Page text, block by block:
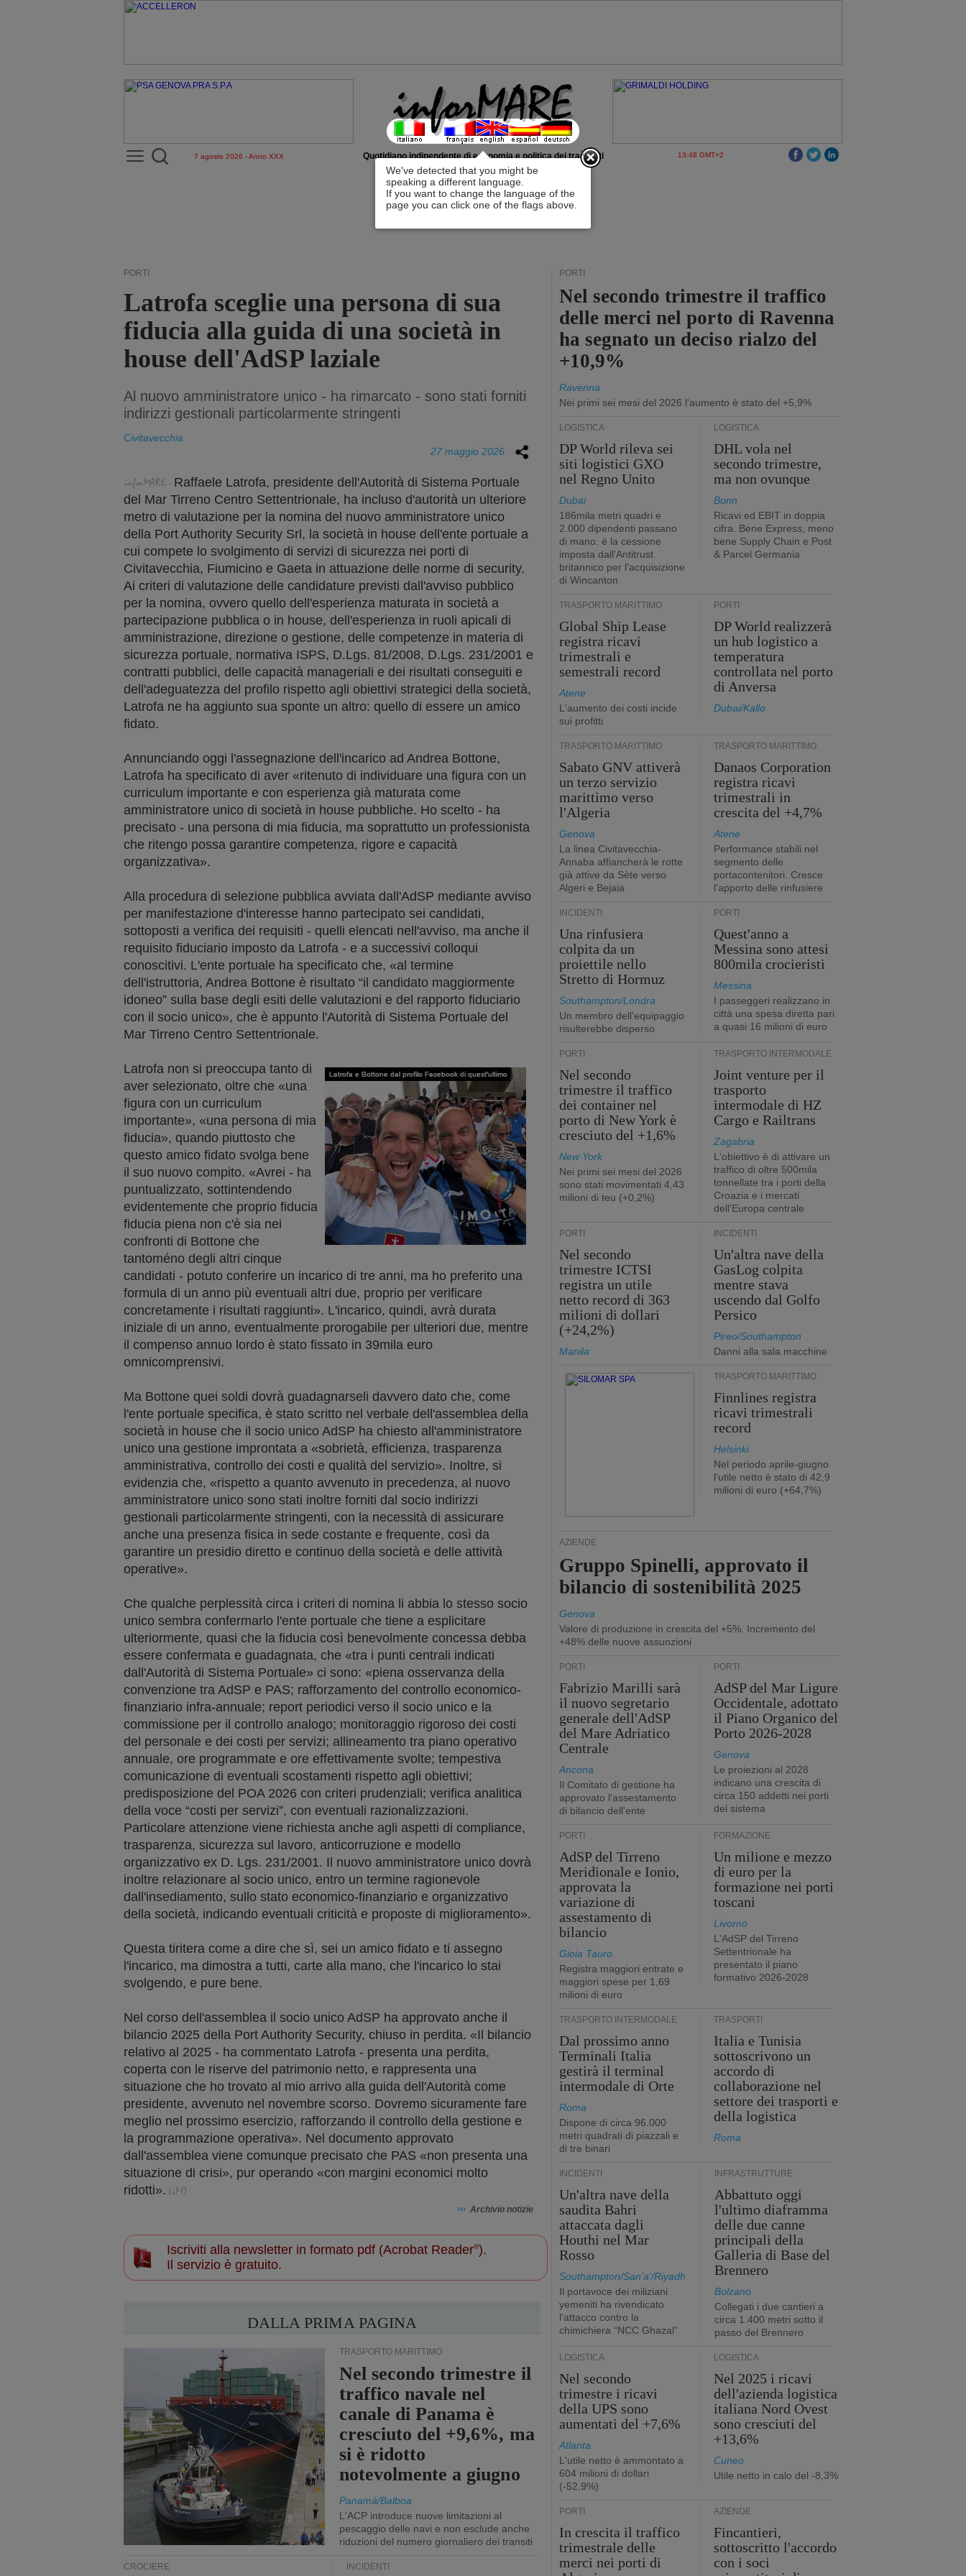
We've detected that you might be
speaking a different language.
If you want to change the language of the
page you can click one of the flags above.
x
7 agosto 2026 - Anno XXX Quotidiano indipendente di economia e politica dei trasporti 13:48 GMT+2
PORTI
Latrofa sceglie una persona di sua
fiducia alla guida di una società in
house dell'AdSP laziale
Al nuovo amministratore unico - ha rimarcato - sono stati forniti
indirizzi gestionali particolarmente stringenti
Civitavecchia
27 maggio 2026
Raffaele Latrofa, presidente dell'Autorità di Sistema Portuale
del Mar Tirreno Centro Settentrionale, ha incluso d'autorità un ulteriore
metro di valutazione per la nomina del nuovo amministratore unico
della Port Authority Security Srl, la società in house dell'ente portuale a
cui compete lo svolgimento di servizi di sicurezza nei porti di
Civitavecchia, Fiumicino e Gaeta in attuazione delle norme di security.
Ai criteri di valutazione delle candidature previsti dall'avviso pubblico
per la nomina, ovvero quello dell'esperienza maturata in società a
partecipazione pubblica o in house, dell'esperienza in ruoli apicali di
amministrazione, direzione o gestione, delle competenze in materia di
sicurezza portuale, normativa ISPS, D.Lgs. 81/2008, D.Lgs. 231/2001 e
contratti pubblici, delle capacità manageriali e dei risultati conseguiti e
dell'adeguatezza del profilo rispetto agli obiettivi strategici della società,
Latrofa ne ha aggiunto sua sponte un altro: quello di essere un amico
fidato.
Annunciando oggi l'assegnazione dell'incarico ad Andrea Bottone,
Latrofa ha specificato di aver «ritenuto di individuare una figura con un
curriculum importante e con esperienza già maturata come
amministratore unico di società in house pubbliche. Ho scelto - ha
precisato - una persona di mia fiducia, ma soprattutto un professionista
che ritengo possa garantire competenza, rigore e capacità
organizzativa».
Alla procedura di selezione pubblica avviata dall'AdSP mediante avviso
per manifestazione d'interesse hanno partecipato sei candidati,
sottoposti a verifica dei requisiti - quelli elencati nell'avviso, ma anche il
requisito fiduciario imposto da Latrofa - e a successivi colloqui
conoscitivi. L'ente portuale ha specificato che, «al termine
dell'istruttoria, Andrea Bottone è risultato “il candidato maggiormente
idoneo” sulla base degli esiti delle valutazioni e del rapporto fiduciario
con il socio unico», che è appunto l'Autorità di Sistema Portuale del
Mar Tirreno Centro Settentrionale.
Latrofa non si preoccupa tanto di
aver selezionato, oltre che «una
figura con un curriculum
importante», «una persona di mia
fiducia», quando piuttosto che
questo amico fidato svolga bene
il suo nuovo compito. «Avrei - ha
puntualizzato, sottintendendo
evidentemente che proprio fiducia
fiducia piena non c'è sia nei
confronti di Bottone che
tantoméno degli altri cinque
candidati - potuto conferire un incarico di tre anni, ma ho preferito una
formula di un anno più eventuali altri due, proprio per verificare
concretamente i risultati raggiunti». L'incarico, quindi, avrà durata
iniziale di un anno, eventualmente prorogabile per ulteriori due, mentre
il compenso annuo lordo è stato fissato in 39mila euro
omnicomprensivi.
Ma Bottone quei soldi dovrà guadagnarseli davvero dato che, come
l'ente portuale specifica, è stato scritto nel verbale dell'assemblea della
società in house che il socio unico AdSP ha chiesto all'amministratore
unico una gestione improntata a «sobrietà, efficienza, trasparenza
amministrativa, controllo dei costi e qualità del servizio». Inoltre, si
evidenzia che, «rispetto a quanto avvenuto in precedenza, al nuovo
amministratore unico sono stati inoltre forniti dal socio indirizzi
gestionali particolarmente stringenti, con la necessità di assicurare
anche una presenza fisica in sede costante e frequente, così da
garantire un presidio diretto e continuo della società e delle attività
operative».
Che qualche perplessità circa i criteri di nomina li abbia lo stesso socio
unico sembra confermarlo l'ente portuale che tiene a esplicitare
ulteriormente, quasi che la fiducia così benevolmente concessa debba
essere confermata e guadagnata, che «tra i punti centrali indicati
dall'Autorità di Sistema Portuale» ci sono: «piena osservanza della
convenzione tra AdSP e PAS; rafforzamento del controllo economico-
finanziario infra-annuale; report periodici verso il socio unico e la
commissione per il controllo analogo; monitoraggio rigoroso dei costi
del personale e dei costi per servizi; allineamento tra piano operativo
annuale, ore programmate e ore effettivamente svolte; tempestiva
comunicazione di eventuali scostamenti rispetto agli obiettivi;
predisposizione del POA 2026 con criteri prudenziali; verifica analitica
della voce “costi per servizi”, con eventuali razionalizzazioni.
Particolare attenzione viene richiesta anche agli aspetti di compliance,
trasparenza, sicurezza sul lavoro, anticorruzione e modello
organizzativo ex D. Lgs. 231/2001. Il nuovo amministratore unico dovrà
inoltre relazionare al socio unico, entro un termine ragionevole
dall'insediamento, sullo stato economico-finanziario e organizzativo
della società, indicando eventuali criticità e proposte di miglioramento».
Questa tiritera come a dire che sì, sei un amico fidato e ti assegno
l'incarico, ma dimostra a tutti, carte alla mano, che l'incarico lo stai
svolgendo, e pure bene.
Nel corso dell'assemblea il socio unico AdSP ha approvato anche il
bilancio 2025 della Port Authority Security, chiuso in perdita. «Il bilancio
relativo al 2025 - ha commentato Latrofa - presenta una perdita,
coperta con le riserve del patrimonio netto, e rappresenta una
situazione che ho trovato al mio arrivo alla guida dell'Autorità come
presidente, avvenuto nel novembre scorso. Dovremo sicuramente fare
meglio nel prossimo esercizio, rafforzando il controllo della gestione e
la programmazione operativa». Nel documento approvato
dall'assemblea viene comunque precisato che PAS «non presenta una
situazione di crisi», pur operando «con margini economici molto
ridotti».
››› Archivio notizie
Iscriviti alla newsletter in formato pdf (Acrobat Reader®).
Il servizio è gratuito.
DALLA PRIMA PAGINA
TRASPORTO MARITTIMO
Nel secondo trimestre il
traffico navale nel
canale di Panama è
cresciuto del +9,6%, ma
si è ridotto
notevolmente a giugno
Panamá/Balboa
L'ACP introduce nuove limitazioni al
pescaggio delle navi e non esclude anche
riduzioni del numero giornaliero dei transiti
CROCIERE INCIDENTI
PORTI
Nel secondo trimestre il traffico
delle merci nel porto di Ravenna
ha segnato un deciso rialzo del
+10,9%
Ravenna
Nei primi sei mesi del 2026 l'aumento è stato del +5,9%
LOGISTICA
DP World rileva sei
siti logistici GXO
nel Regno Unito
Dubai
186mila metri quadri e
2.000 dipendenti passano
di mano: è la cessione
imposta dall'Antitrust
britannico per l'acquisizione
di Wincanton
LOGISTICA
DHL vola nel
secondo trimestre,
ma non ovunque
Bonn
Ricavi ed EBIT in doppia
cifra. Bene Express, meno
bene Supply Chain e Post
& Parcel Germania
TRASPORTO MARITTIMO
Global Ship Lease
registra ricavi
trimestrali e
semestrali record
Atene
L'aumento dei costi incide
sui profitti
PORTI
DP World realizzerà
un hub logistico a
temperatura
controllata nel porto
di Anversa
Dubai/Kallo
TRASPORTO MARITTIMO
Sabato GNV attiverà
un terzo servizio
marittimo verso
l'Algeria
Genova
La linea Civitavecchia-
Annaba affiancherà le rotte
già attive da Sète verso
Algeri e Bejaia
TRASPORTO MARITTIMO
Danaos Corporation
registra ricavi
trimestrali in
crescita del +4,7%
Atene
Performance stabili nel
segmento delle
portacontenitori. Cresce
l'apporto delle rinfusiere
INCIDENTI
Una rinfusiera
colpita da un
proiettile nello
Stretto di Hormuz
Southampton/Londra
Un membro dell'equipaggio
risulterebbe disperso
PORTI
Quest'anno a
Messina sono attesi
800mila crocieristi
Messina
I passeggeri realizzano in
città una spesa diretta pari
a quasi 16 milioni di euro
PORTI
Nel secondo
trimestre il traffico
dei container nel
porto di New York è
cresciuto del +1,6%
New York
Nei primi sei mesi del 2026
sono stati movimentati 4,43
milioni di teu (+0,2%)
TRASPORTO INTERMODALE
Joint venture per il
trasporto
intermodale di HZ
Cargo e Railtrans
Zagabria
L'obiettivo è di attivare un
traffico di oltre 500mila
tonnellate tra i porti della
Croazia e i mercati
dell'Europa centrale
PORTI
Nel secondo
trimestre ICTSI
registra un utile
netto record di 363
milioni di dollari
(+24,2%)
Manila
INCIDENTI
Un'altra nave della
GasLog colpita
mentre stava
uscendo dal Golfo
Persico
Pireo/Southampton
Danni alla sala macchine
TRASPORTO MARITTIMO
Finnlines registra
ricavi trimestrali
record
Helsinki
Nel periodo aprile-giugno
l'utile netto è stato di 42,9
milioni di euro (+64,7%)
AZIENDE
Gruppo Spinelli, approvato il
bilancio di sostenibilità 2025
Genova
Valore di produzione in crescita del +5%. Incremento del
+48% delle nuove assunzioni
PORTI
Fabrizio Marilli sarà
il nuovo segretario
generale dell'AdSP
del Mare Adriatico
Centrale
Ancona
Il Comitato di gestione ha
approvato l'assestamento
di bilancio dell'ente
PORTI
AdSP del Mar Ligure
Occidentale, adottato
il Piano Organico del
Porto 2026-2028
Genova
Le proiezioni al 2028
indicano una crescita di
circa 150 addetti nei porti
del sistema
PORTI
AdSP del Tirreno
Meridionale e Ionio,
approvata la
variazione di
assestamento di
bilancio
Gioia Tauro
Registra maggiori entrate e
maggiori spese per 1,69
milioni di euro
FORMAZIONE
Un milione e mezzo
di euro per la
formazione nei porti
toscani
Livorno
L'AdSP del Tirreno
Settentrionale ha
presentato il piano
formativo 2026-2028
TRASPORTO INTERMODALE
Dal prossimo anno
Terminali Italia
gestirà il terminal
intermodale di Orte
Roma
Dispone di circa 96.000
metri quadrati di piazzali e
di tre binari
TRASPORTI
Italia e Tunisia
sottoscrivono un
accordo di
collaborazione nel
settore dei trasporti e
della logistica
Roma
INCIDENTI
Un'altra nave della
saudita Bahri
attaccata dagli
Houthi nel Mar
Rosso
Southampton/San'a'/Riyadh
Il portavoce dei miliziani
yemeniti ha rivendicato
l'attacco contro la
chimichiera “NCC Ghazal”
INFRASTRUTTURE
Abbattuto oggi
l'ultimo diaframma
delle due canne
principali della
Galleria di Base del
Brennero
Bolzano
Collegati i due cantieri a
circa 1.400 metri sotto il
passo del Brennero
LOGISTICA
Nel secondo
trimestre i ricavi
della UPS sono
aumentati del +7,6%
Atlanta
L'utile netto è ammontato a
604 milioni di dollari
(-52,9%)
LOGISTICA
Nel 2025 i ricavi
dell'azienda logistica
italiana Nord Ovest
sono cresciuti del
+13,6%
Cuneo
Utile netto in calo del -8,3%
PORTI
In crescita il traffico
trimestrale delle
merci nei porti di
AZIENDE
Fincantieri,
sottoscritto l'accordo
con i soci